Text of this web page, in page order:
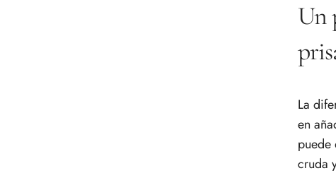
Un
La
en
puede
cruda